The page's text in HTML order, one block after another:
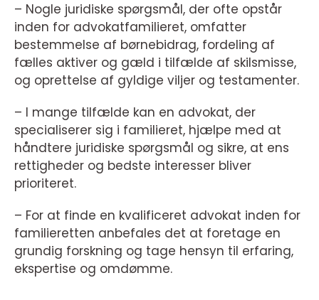
– Nogle juridiske spørgsmål, der ofte opstår
inden for advokatfamilieret, omfatter
bestemmelse af børnebidrag, fordeling af
fælles aktiver og gæld i tilfælde af skilsmisse,
og oprettelse af gyldige viljer og testamenter.
– I mange tilfælde kan en advokat, der
specialiserer sig i familieret, hjælpe med at
håndtere juridiske spørgsmål og sikre, at ens
rettigheder og bedste interesser bliver
prioriteret.
– For at finde en kvalificeret advokat inden for
familieretten anbefales det at foretage en
grundig forskning og tage hensyn til erfaring,
ekspertise og omdømme.